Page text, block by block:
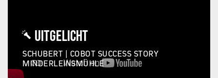
UITGELICHT
SCHUBERT | COBOT SUCCESS STORY
MINDERLEINSMÜHLE